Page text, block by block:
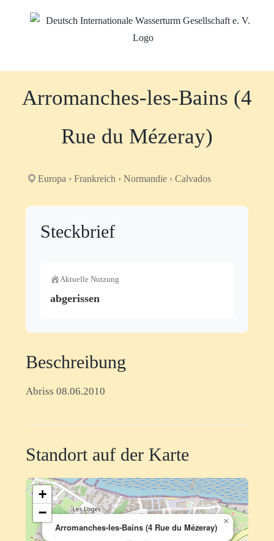
Arromanches-les-Bains (4
Rue du Mézeray)
Europa › Frankreich › Normandie › Calvados
Steckbrief
Aktuelle Nutzung
abgerissen
Beschreibung
Abriss 08.06.2010
Standort auf der Karte
Arromanches-les-Bains (4 Rue du Mézeray)
×
+
−